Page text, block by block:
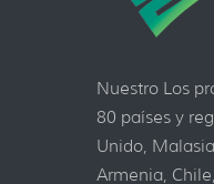
Nuestro Los
80 países y
Unido,
Armenia,